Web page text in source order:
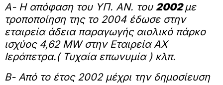
Α- Η απόφαση του ΥΠ. ΑΝ. του 2002με
τροποποίηση της το 2004 έδωσε στην
εταιρεία άδεια παραγωγής αιολικό πάρκο
ισχύος 4,62 MW στην Εταιρεία ΑΧ
Ιεράπετρα.( Τυχαία επωνυμία ) κλπ.
Β- Από το έτος 2002 μέχρι την δημοσίευση